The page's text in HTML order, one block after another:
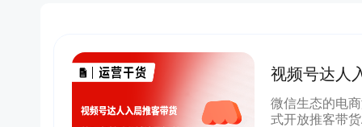
视频号达人
域流量红利​
微信生态的电
式开放推客带